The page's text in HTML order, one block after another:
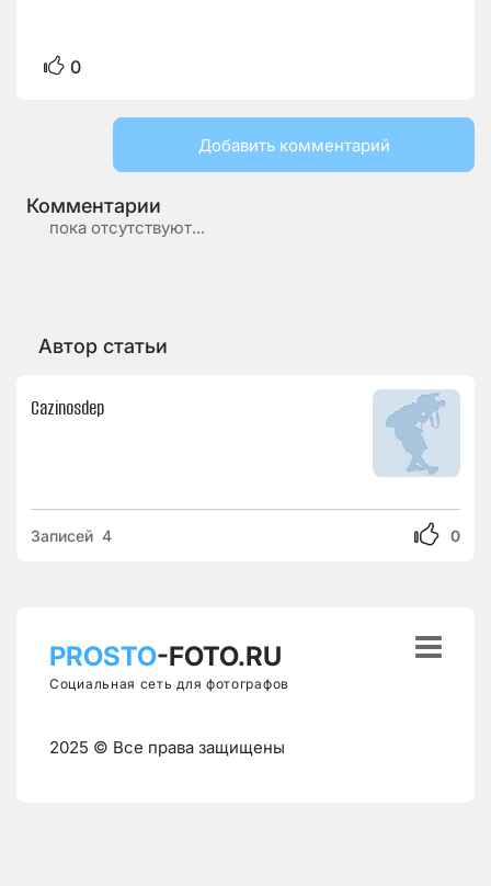
0
Добавить комментарий
Комментарии
пока отсутствуют...
Автор статьи
Cazinosdep
0
Записей 4
PROSTO-FOTO.RU
Социальная сеть для фотографов
2025 © Все права защищены
